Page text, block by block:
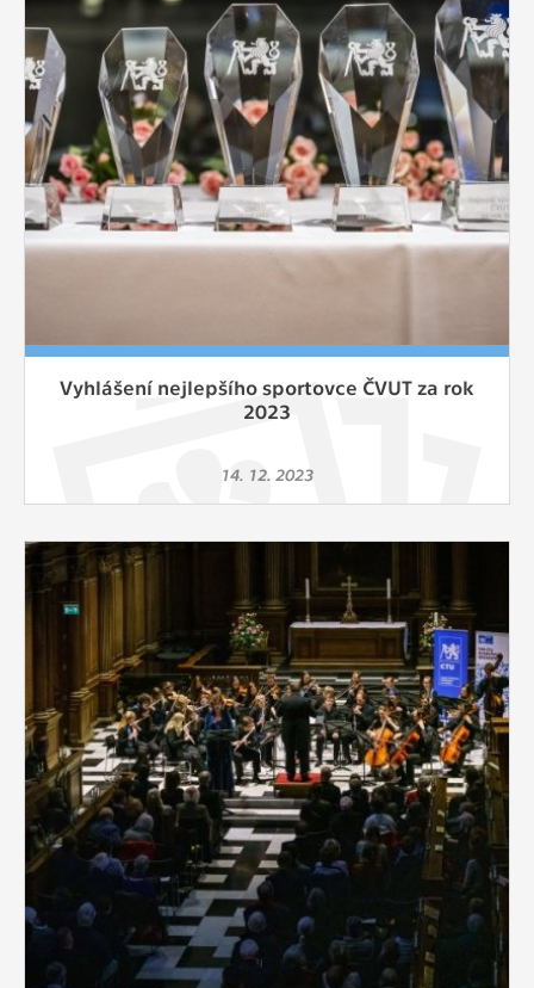
Cookies, které aplikace nedokáže zařadit.
Naším cílem je, aby tato kategorie
zůstala prázdná a všechny cookies byly
přiřazeny do některé z kategorií
uvedených výše.
Vyhlášení nejlepšího sportovce ČVUT za rok
2023
14. 12. 2023